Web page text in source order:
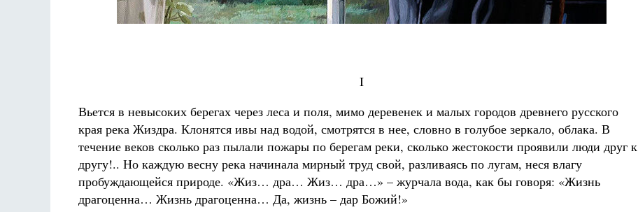
I
Вьется в невысоких берегах через леса и поля, мимо деревенек и малых городов древнего русского
края река Жиздра. Клонятся ивы над водой, смотрятся в нее, словно в голубое зеркало, облака. В
течение веков сколько раз пылали пожары по берегам реки, сколько жестокости проявили люди друг к
другу!.. Но каждую весну река начинала мирный труд свой, разливаясь по лугам, неся влагу
пробуждающейся природе. «Жиз… дра… Жиз… дра…» – журчала вода, как бы говоря: «Жизнь
драгоценна… Жизнь драгоценна… Да, жизнь – дар Божий!»